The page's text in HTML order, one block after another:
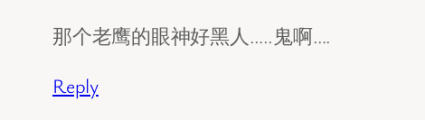
那个老鹰的眼神好黑人…..鬼啊….
Reply